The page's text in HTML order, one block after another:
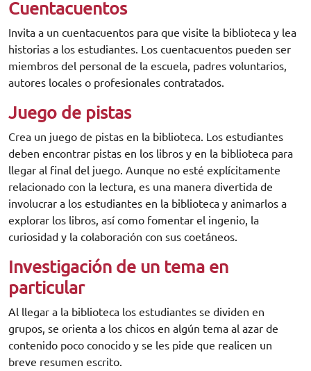
Cuentacuentos
Invita a un cuentacuentos para que visite la biblioteca y lea
historias a los estudiantes. Los cuentacuentos pueden ser
miembros del personal de la escuela, padres voluntarios,
autores locales o profesionales contratados.
Juego de pistas
Crea un juego de pistas en la biblioteca. Los estudiantes
deben encontrar pistas en los libros y en la biblioteca para
llegar al final del juego. Aunque no esté explícitamente
relacionado con la lectura, es una manera divertida de
involucrar a los estudiantes en la biblioteca y animarlos a
explorar los libros, así como fomentar el ingenio, la
curiosidad y la colaboración con sus coetáneos.
Investigación de un tema en
particular
Al llegar a la biblioteca los estudiantes se dividen en
grupos, se orienta a los chicos en algún tema al azar de
contenido poco conocido y se les pide que realicen un
breve resumen escrito.